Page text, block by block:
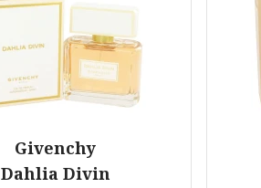
Givenchy
Dahlia Divin